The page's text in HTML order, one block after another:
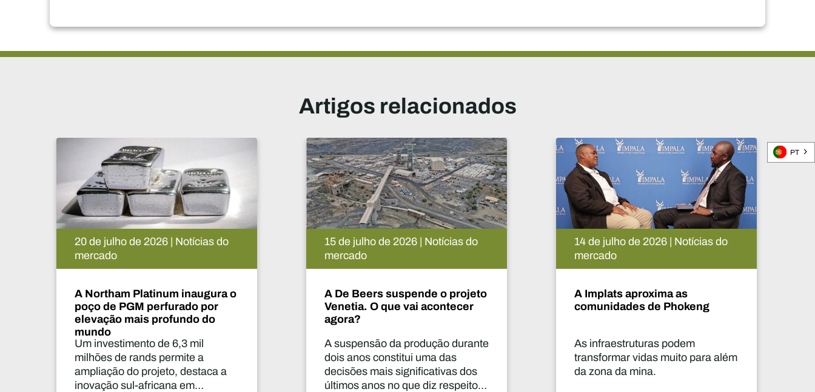
Artigos relacionados
15 de julho de 2026 | Notícias do
mercado
A De Beers suspende o projeto
Venetia. O que vai acontecer
agora?
A suspensão da produção durante
dois anos constitui uma das
decisões mais significativas dos
últimos anos no que diz respeito
14 de julho de 2026 | Notícias do
mercado
A Implats aproxima as
comunidades de Phokeng
As infraestruturas podem
transformar vidas muito para além
da zona da mina.
05 de agosto de 2026 | Notícias do
mercado
A inteligência artificial e o
futuro da indústria mineira
Este relatório destaca as
inovações no domínio da
inteligência artificial (IA) e dos
PT